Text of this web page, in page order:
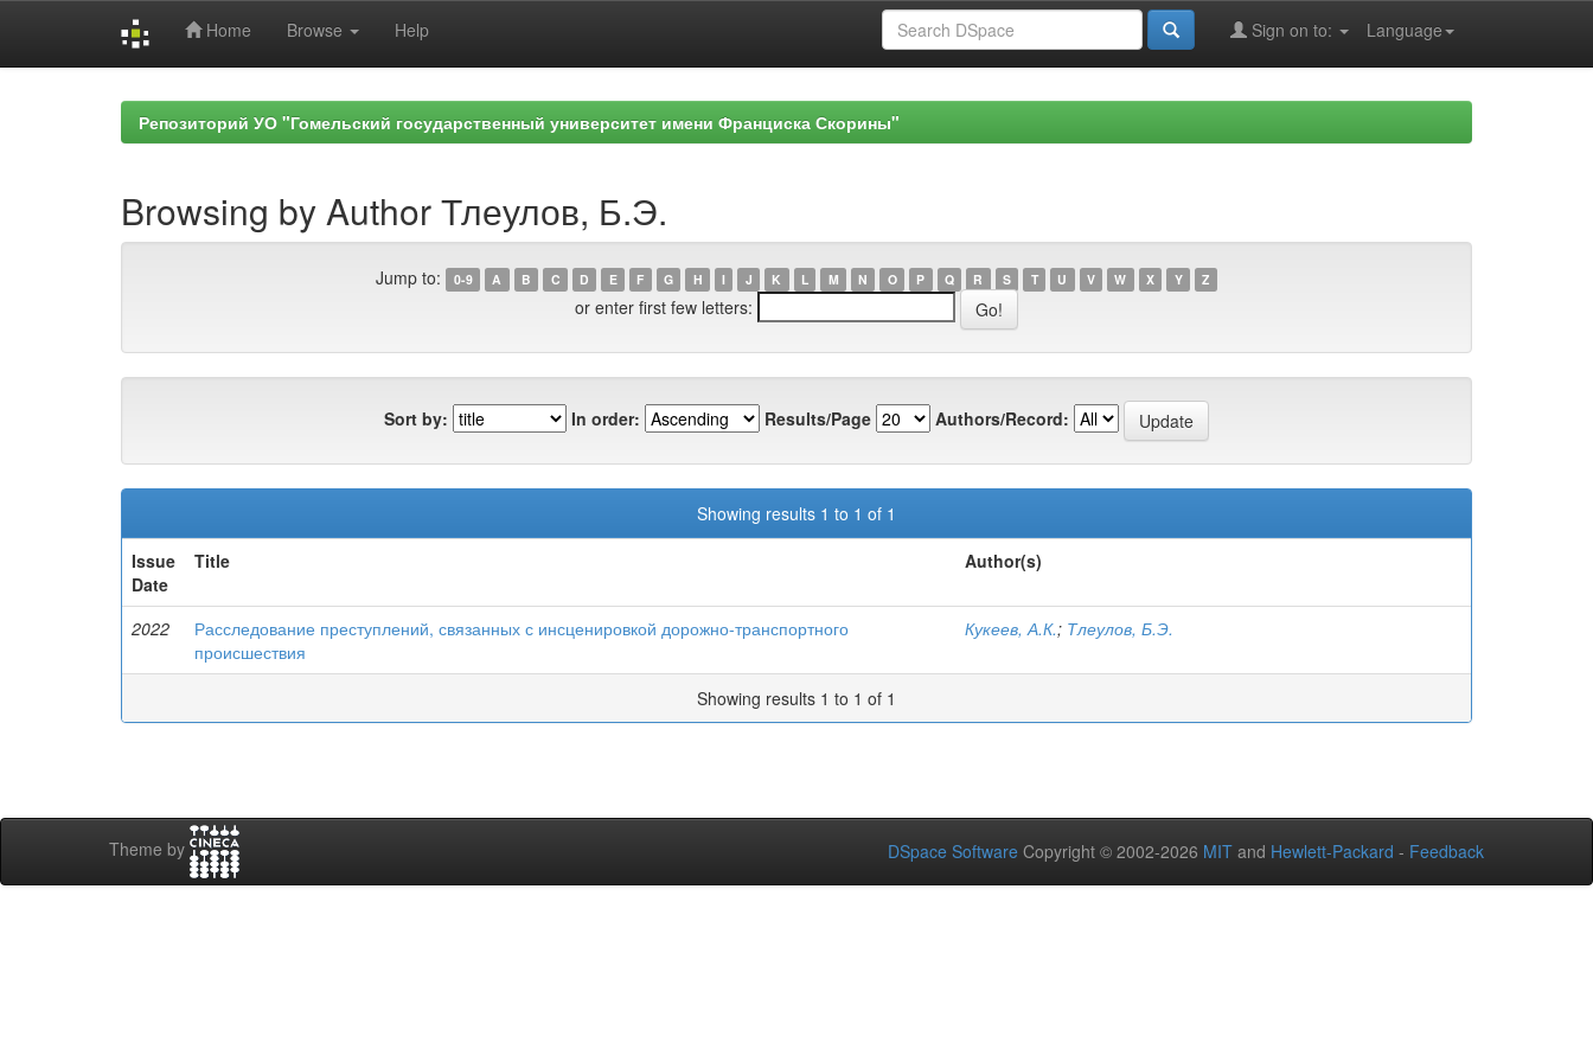
Home Browse Help Language
Sign on to:
Репозиторий УО "Гомельский государственный университет имени Франциска Скорины"
Browsing by Author Тлеулов, Б.Э.
Jump to: 0-9 A B C D E F G H I J K L M N O P Q R S T U V W X Y Z
or enter first few letters:
Sort by: In order: Results/Page Authors/Record:
Showing results 1 to 1 of 1
Issue
Date
Title Author(s)
2022
Расследование преступлений, связанных с инсценировкой дорожно-транспортного
происшествия
Кукеев, А.К.; Тлеулов, Б.Э.
Showing results 1 to 1 of 1
Theme by DSpace Software Copyright © 2002-2026 MIT and Hewlett-Packard - Feedback